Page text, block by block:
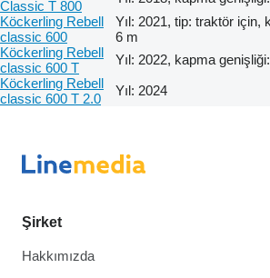
Classic T 800
Köckerling Rebell
classic 600
Yıl: 2021, tip: traktör için,
6 m
Köckerling Rebell
classic 600 T
Yıl: 2022, kapma
Köckerling Rebell
classic 600 T 2.0
Yıl: 2024
Şirket
Hakkımızda